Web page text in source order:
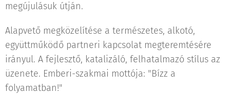
megújulásuk útján.
Alapvető megközelítése a természetes, alkotó,
együttműködő partneri kapcsolat megteremtésére
irányul. A fejlesztő, katalizáló, felhatalmazó stílus az
üzenete. Emberi-szakmai mottója: "Bízz a
folyamatban!"